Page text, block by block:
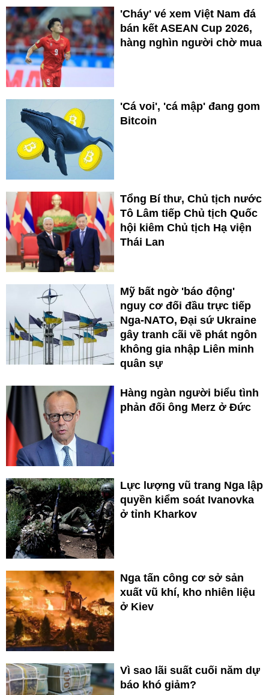
'Cháy' vé xem Việt Nam đá
bán kết ASEAN Cup 2026,
hàng nghìn người chờ mua
'Cá voi', 'cá mập' đang gom
Bitcoin
Tổng Bí thư, Chủ tịch nước
Tô Lâm tiếp Chủ tịch Quốc
hội kiêm Chủ tịch Hạ viện
Thái Lan
Mỹ bất ngờ 'báo động'
nguy cơ đối đầu trực tiếp
Nga-NATO, Đại sứ Ukraine
gây tranh cãi về phát ngôn
không gia nhập Liên minh
quân sự
Hàng ngàn người biểu tình
phản đối ông Merz ở Đức
Lực lượng vũ trang Nga lập
quyền kiểm soát Ivanovka
ở tỉnh Kharkov
Nga tấn công cơ sở sản
xuất vũ khí, kho nhiên liệu
ở Kiev
Vì sao lãi suất cuối năm dự
báo khó giảm?